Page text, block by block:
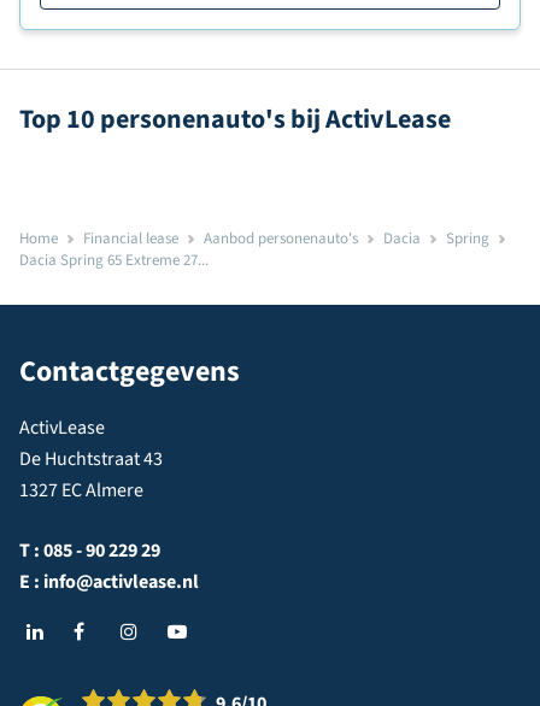
Top 10 personenauto's bij ActivLease
Home Financial lease Aanbod personenauto's Dacia
Spring
Dacia Spring 65 Extreme 27...
Contactgegevens
ActivLease
De Huchtstraat 43
1327 EC Almere
T :085 - 90 229 29
E : info@activlease.nl